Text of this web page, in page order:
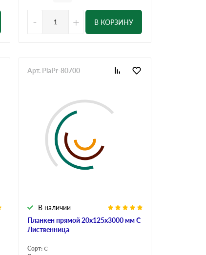
- + В КОРЗИНУ
Планкен прямой 20х125х3000 мм С
Лиственница
В наличии
Арт. PlaPr-80700
Сорт: С